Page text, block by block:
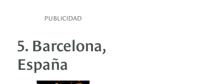
PUBLICIDAD
5. Barcelona,
España